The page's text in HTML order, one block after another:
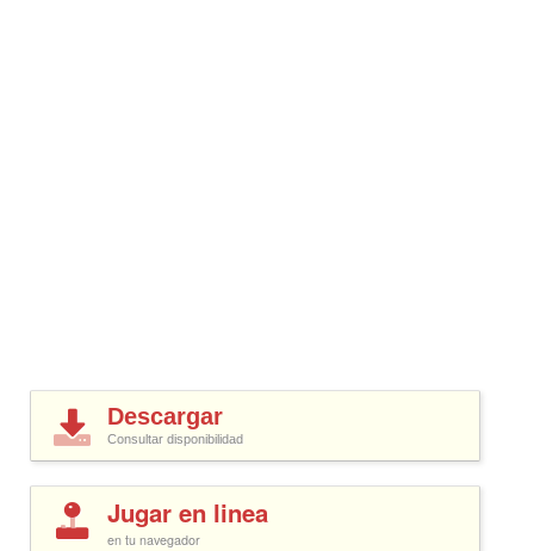
Descargar
Consultar disponibilidad
Jugar en linea
en tu navegador